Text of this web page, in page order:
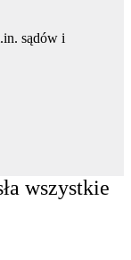
sądów i
wszystkie